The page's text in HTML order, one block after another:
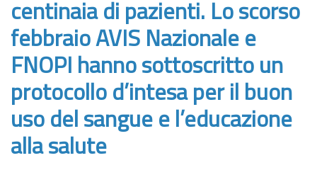
centinaia di pazienti. Lo scorso
febbraio AVIS Nazionale e
FNOPI hanno sottoscritto un
protocollo d’intesa per il buon
uso del sangue e l’educazione
alla salute